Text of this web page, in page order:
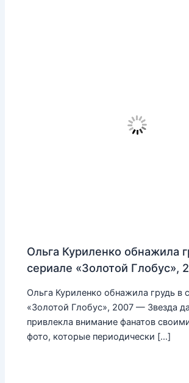
Ольга Куриленко обнажила
сериале «Золотой Глобус»,
Ольга Куриленко обнажила грудь в
«Золотой Глобус», 2007 — Звезда
привлекла внимание фанатов
фото, которые периодически […]